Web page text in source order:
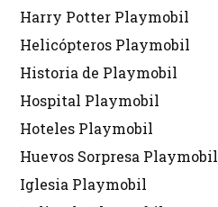
Harry Potter Playmobil
Helicópteros Playmobil
Historia de Playmobil
Hospital Playmobil
Hoteles Playmobil
Huevos Sorpresa Playmobil
Iglesia Playmobil